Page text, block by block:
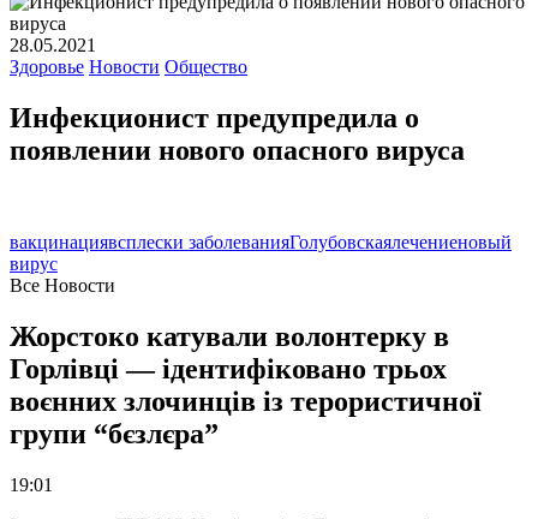
28.05.2021
Здоровье Новости Общество
Инфекционист предупредила о
появлении нового опасного вируса
вакцинациявсплески заболеванияГолубовскаялечениеновый
вирус
Все Новости
Жорстоко катували волонтерку в
Горлівці — ідентифіковано трьох
воєнних злочинців із терористичної
групи “бєзлєра”
19:01